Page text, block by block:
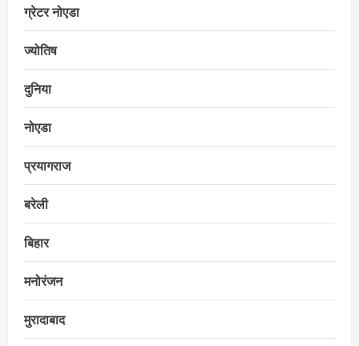
ग्रेटर नोएडा
ज्योतिष
दुनिया
नोएडा
प्रयागराज
बरेली
बिहार
मनोरंजन
मुरादाबाद